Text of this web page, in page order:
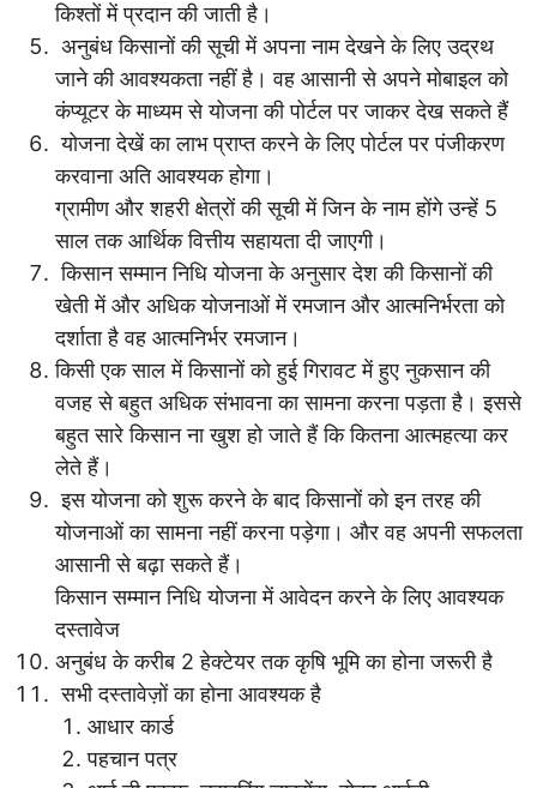
किश्तों में प्रदान की जाती है।
अनुबंध किसानों की सूची में अपना नाम देखने के लिए उद्रथ
जाने की आवश्यकता नहीं है। वह आसानी से अपने मोबाइल को
कंप्यूटर के माध्यम से योजना की पोर्टल पर जाकर देख सकते हैं
योजना देखें का लाभ प्राप्त करने के लिए पोर्टल पर पंजीकरण
करवाना अति आवश्यक होगा।
ग्रामीण और शहरी क्षेत्रों की सूची में जिन के नाम होंगे उन्हें 5
साल तक आर्थिक वित्तीय सहायता दी जाएगी।
किसान सम्मान निधि योजना के अनुसार देश की किसानों की
खेती में और अधिक योजनाओं में रमजान और आत्मनिर्भरता को
दर्शाता है वह आत्मनिर्भर रमजान।
किसी एक साल में किसानों को हुई गिरावट में हुए नुकसान की
वजह से बहुत अधिक संभावना का सामना करना पड़ता है। इससे
बहुत सारे किसान ना खुश हो जाते हैं कि कितना आत्महत्या कर
लेते हैं।
इस योजना को शुरू करने के बाद किसानों को इन तरह की
योजनाओं का सामना नहीं करना पड़ेगा। और वह अपनी सफलता
आसानी से बढ़ा सकते हैं।
किसान सम्मान निधि योजना में आवेदन करने के लिए आवश्यक
दस्तावेज
अनुबंध के करीब 2 हेक्टेयर तक कृषि भूमि का होना जरूरी है
सभी दस्तावेज़ों का होना आवश्यक है
आधार कार्ड
पहचान पत्र